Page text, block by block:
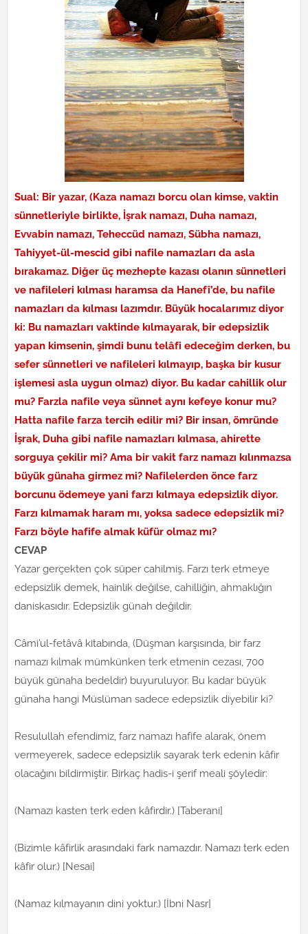
Sual: Bir yazar, (Kaza namazı borcu olan kimse, vaktin
sünnetleriyle birlikte, İşrak namazı, Duha namazı,
Evvabin namazı, Teheccüd namazı, Sübha namazı,
Tahiyyet-ül-mescid gibi nafile namazları da asla
bırakamaz. Diğer üç mezhepte kazası olanın sünnetleri
ve nafileleri kılması haramsa da Hanefî’de, bu nafile
namazları da kılması lazımdır. Büyük hocalarımız diyor
ki: Bu namazları vaktinde kılmayarak, bir edepsizlik
yapan kimsenin, şimdi bunu telâfi edeceğim derken, bu
sefer sünnetleri ve nafileleri kılmayıp, başka bir kusur
işlemesi asla uygun olmaz) diyor. Bu kadar cahillik olur
mu? Farzla nafile veya sünnet aynı kefeye konur mu?
Hatta nafile farza tercih edilir mi? Bir insan, ömründe
İşrak, Duha gibi nafile namazları kılmasa, ahirette
sorguya çekilir mi? Ama bir vakit farz namazı kılınmazsa
büyük günaha girmez mi? Nafilelerden önce farz
borcunu ödemeye yani farzı kılmaya edepsizlik diyor.
Farzı kılmamak haram mı, yoksa sadece edepsizlik mi?
Farzı böyle hafife almak küfür olmaz mı?
CEVAP
Yazar gerçekten çok süper cahilmiş. Farzı terk etmeye
edepsizlik demek, hainlik değilse, cahilliğin, ahmaklığın
daniskasıdır. Edepsizlik günah değildir.
Câmi’ul-fetâvâ kitabında, (Düşman karşısında, bir farz
namazı kılmak mümkünken terk etmenin cezası, 700
büyük günaha bedeldir) buyuruluyor. Bu kadar büyük
günaha hangi Müslüman sadece edepsizlik diyebilir ki?
Resulullah efendimiz, farz namazı hafife alarak, önem
vermeyerek, sadece edepsizlik sayarak terk edenin kâfir
olacağını bildirmiştir. Birkaç hadis-i şerif meali şöyledir:
(Namazı kasten terk eden kâfirdir.) [Taberani]
(Bizimle kâfirlik arasındaki fark namazdır. Namazı terk eden
kâfir olur.) [Nesai]
(Namaz kılmayanın dini yoktur.) [İbni Nasr]